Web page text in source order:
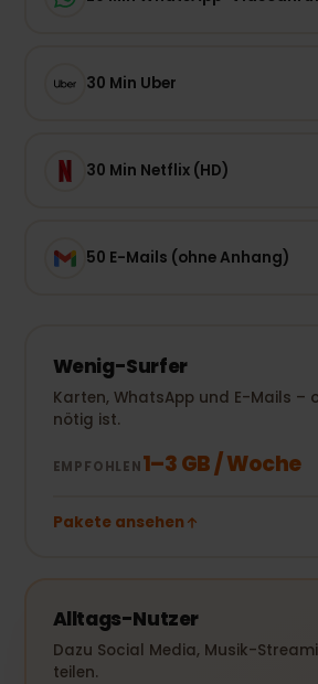
30 Min Uber
30 Min Netflix (HD)
50 E-Mails (ohne Anhang)
Wenig-Surfer
Karten, WhatsApp und E-Mails –
nötig ist.
EMPFOHLEN1–3 GB / Woche
Pakete ansehen
Alltags-Nutzer
Dazu Social Media, Musik-
teilen.